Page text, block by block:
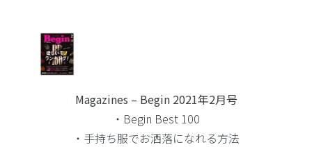
Magazines – Begin 2021年2月号
・Begin Best 100
・手持ち服でお洒落になれる方法